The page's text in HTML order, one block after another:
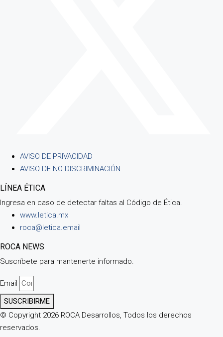
AVISO DE PRIVACIDAD
AVISO DE NO DISCRIMINACIÓN
LÍNEA ÉTICA
Ingresa en caso de detectar faltas al Código de Ética.
www.letica.mx
roca@letica.email
ROCA NEWS
Suscríbete para mantenerte informado.
Email
SUSCRIBIRME
© Copyright 2026 ROCA Desarrollos, Todos los derechos
reservados.